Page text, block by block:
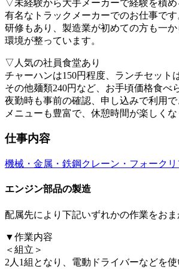
▽未経験から大手メーカーで経験を積め
有名なトラックメーカーでのお仕事です
研修もあり、製造業が初めての方も一
環境が整っています。
▽人気の社員食堂あり
チャーハンは150円程度、ランチセット
その他麺類240円など、お手頃価格食べ
夜勤時も事前の確認、申し込みで利用で
メニューも豊富で、休憩時間が楽しくな
仕事内容
機械・金属・鉄鋼 クレーン・フォーク
エンジン部品の製造
配属先により下記いずれかの作業をおま
▼作業内容
＜組立＞
2人1組となり、電動ドライバーなどを使